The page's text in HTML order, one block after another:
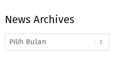
News Archives
News
Archives